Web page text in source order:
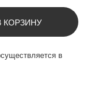
КОРЗИНУ
в